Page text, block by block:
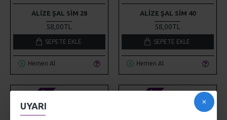
UYARI
ALIZE ŞAL SIM 28
58,00TL
SEPETE EKLE
Hemen Al
ALIZE ŞAL SIM 40
58,00TL
SEPETE EKLE
Hemen Al
STOKTA YOK